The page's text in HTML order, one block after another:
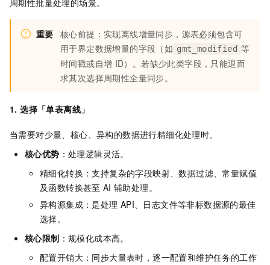
周期性批量处理的场景。
重要 核心前提：实现离线增量同步，源表必须包含可
用于界定数据增量的字段（如 gmt_modified 等
时间戳或自增 ID）。若缺少此类字段，只能退而
求其次选择周期性全量同步。
1. 选择「单表离线」
当需要对少量、核心、异构的数据进行精细化处理时。
核心优势 ：处理逻辑灵活。
精细化转换：支持复杂的字段映射、数据过滤、常量赋值
及函数转换甚至 AI 辅助处理。
异构源集成：是处理 API、日志文件等非标数据源的最佳
选择。
核心限制 ：规模化成本高。
配置开销大：同步大量表时，逐一配置和维护任务的工作